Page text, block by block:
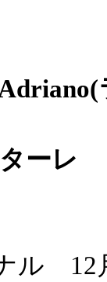
ーレ
ル 12